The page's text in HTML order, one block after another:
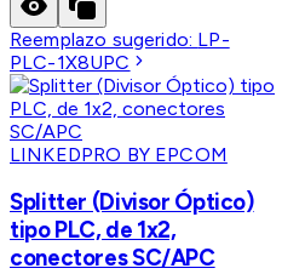
Reemplazo sugerido: LP-
PLC-1X8UPC
LINKEDPRO BY EPCOM
Splitter (Divisor Óptico)
tipo PLC, de 1x2,
conectores SC/APC